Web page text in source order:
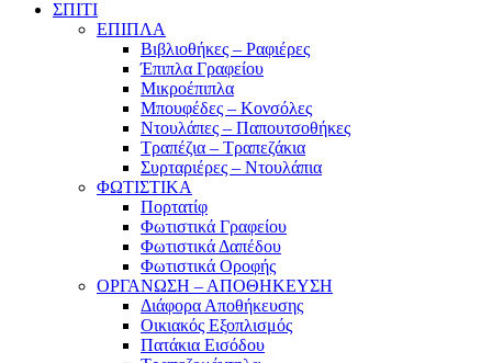
ΣΠΙΤΙ
ΕΠΙΠΛΑ
Βιβλιοθήκες – Ραφιέρες
Έπιπλα Γραφείου
Μικροέπιπλα
Μπουφέδες – Κονσόλες
Ντουλάπες – Παπουτσοθήκες
Τραπέζια – Τραπεζάκια
Συρταριέρες – Ντουλάπια
ΦΩΤΙΣΤΙΚΑ
Πορτατίφ
Φωτιστικά Γραφείου
Φωτιστικά Δαπέδου
Φωτιστικά Οροφής
ΟΡΓΑΝΩΣΗ – ΑΠΟΘΗΚΕΥΣΗ
Διάφορα Αποθήκευσης
Οικιακός Εξοπλισμός
Πατάκια Εισόδου